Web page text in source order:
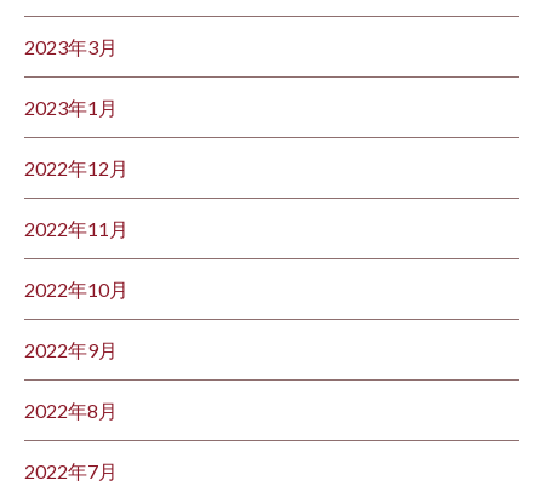
2023年3月
2023年1月
2022年12月
2022年11月
2022年10月
2022年9月
2022年8月
2022年7月